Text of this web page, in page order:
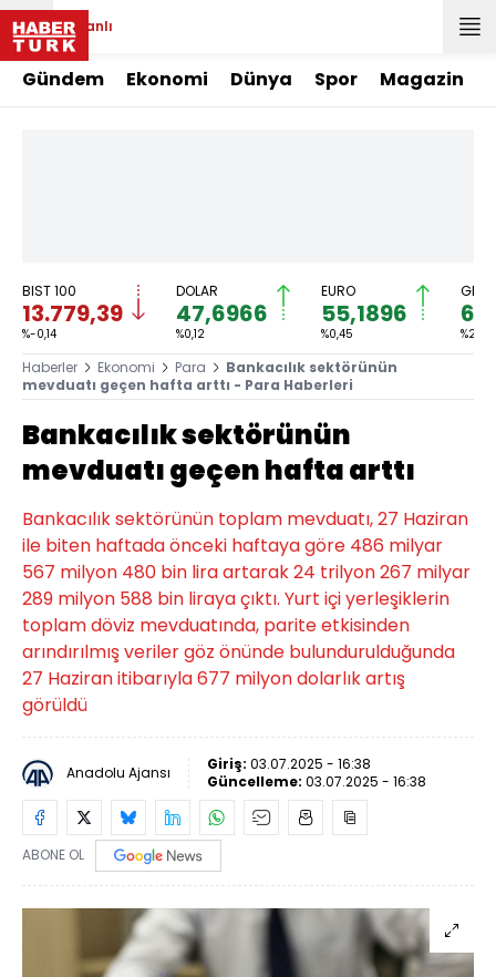
Canlı
Gündem Ekonomi Dünya Spor Magazin
BIST 100
13.779,39
%-0,14
DOLAR
47,6966
%0,12
EURO
55,1896
%0,45 %2,59
Haberler Ekonomi Para
Bankacılık sektörünün
mevduatı geçen hafta arttı - Para Haberleri
Bankacılık sektörünün
mevduatı geçen hafta arttı
Bankacılık sektörünün toplam mevduatı, 27 Haziran
ile biten haftada önceki haftaya göre 486 milyar
567 milyon 480 bin lira artarak 24 trilyon 267 milyar
289 milyon 588 bin liraya çıktı. Yurt içi yerleşiklerin
toplam döviz mevduatında, parite etkisinden
arındırılmış veriler göz önünde bulundurulduğunda
27 Haziran itibarıyla 677 milyon dolarlık artış
görüldü
Anadolu Ajansı Giriş: 03.07.2025 - 16:38
Güncelleme: 03.07.2025 - 16:38
ABONE OL